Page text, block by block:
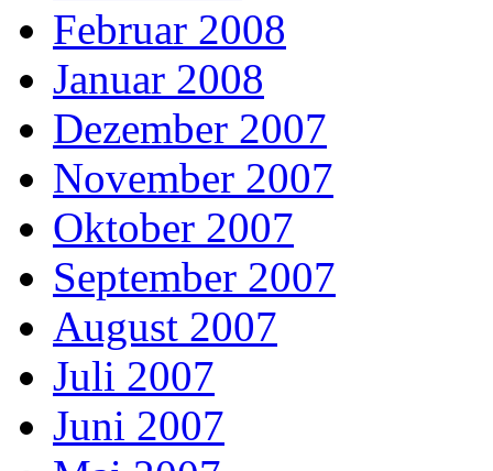
Februar 2008
Januar 2008
Dezember 2007
November 2007
Oktober 2007
September 2007
August 2007
Juli 2007
Juni 2007